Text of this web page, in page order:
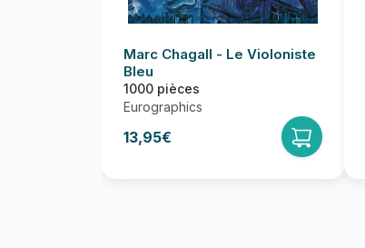
Marc Chagall - Le Violoniste
Bleu
1000 pièces
Eurographics
13,95€